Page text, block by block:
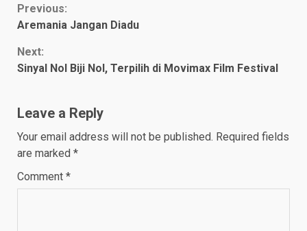
Continue
Previous:
Aremania Jangan Diadu
Next:
Sinyal Nol Biji Nol, Terpilih di Movimax Film Festival
Leave a Reply
Your email address will not be published. Required fields
are marked *
Comment *